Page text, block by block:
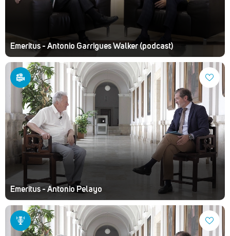
Emeritus - Antonio Garrigues Walker (podcast)
Emeritus - Antonio Pelayo